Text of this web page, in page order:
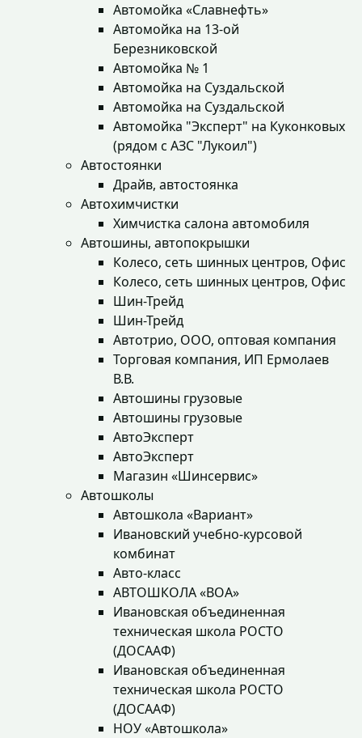
Автомойка «Славнефть»
Автомойка на 13-ой
Березниковской
Автомойка № 1
Автомойка на Суздальской
Автомойка на Суздальской
Автомойка "Эксперт" на Куконковых
(рядом с АЗС "Лукоил")
Автостоянки
Драйв, автостоянка
Автохимчистки
Химчистка салона автомобиля
Автошины, автопокрышки
Колесо, сеть шинных центров, Офис
Колесо, сеть шинных центров, Офис
Шин-Трейд
Шин-Трейд
Автотрио, ООО, оптовая компания
Торговая компания, ИП Ермолаев
В.В.
Автошины грузовые
Автошины грузовые
АвтоЭксперт
АвтоЭксперт
Магазин «Шинсервис»
Автошколы
Автошкола «Вариант»
Ивановский учебно-курсовой
комбинат
Авто-класс
АВТОШКОЛА «ВОА»
Ивановская объединенная
техническая школа РОСТО
(ДОСААФ)
Ивановская объединенная
техническая школа РОСТО
(ДОСААФ)
НОУ «Автошкола»